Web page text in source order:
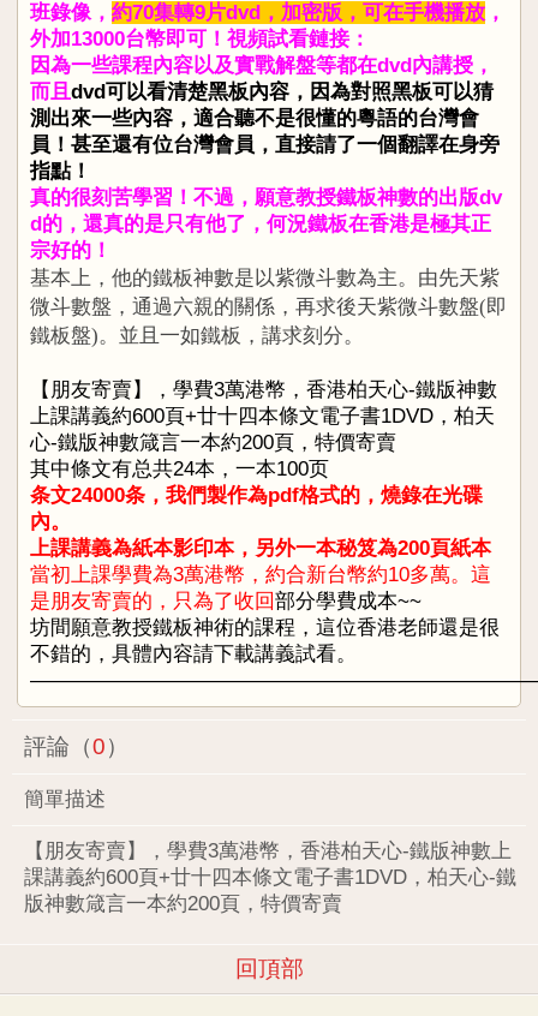
班錄像， 約70集轉9片dvd，加密版，可在手機播放 ，
外加13000台幣即可！視頻試看鏈接：
因為一些課程內容以及實戰解盤等都在dvd內講授，
而且dvd可以看清楚黑板內容，因為對照黑板可以猜
測出來一些內容，適合聽不是很懂的粵語的台灣會
員！甚至還有位台灣會員，直接請了一個翻譯在身旁
指點！
真的很刻苦學習！不過，願意教授鐵板神數的出版dv
d的，還真的是只有他了，何況鐵板在香港是極其正
宗好的！
基本上，他的鐵板神數是以紫微斗數為主。由先天紫
微斗數盤，通過六親的關係，再求後天紫微斗數盤(即
鐵板盤)。並且一如鐵板，講求刻分。
【朋友寄賣】，學費3萬港幣，香港柏天心-鐵版神數
上課講義約600頁+廿十四本條文電子書1DVD，柏天
心-鐵版神數箴言一本約200頁，特價寄賣
其中條文有总共24本，一本100页
条文24000条，我們製作為pdf格式的，燒錄在光碟
內。
上課講義為紙本影印本，另外一本秘笈為200頁紙本
當初上課學費為3萬港幣，約合新台幣約10多萬。這
是朋友寄賣的，只為了收回部分學費成本~~
坊間願意教授鐵板神術的課程，這位香港老師還是很
不錯的，具體內容請下載講義試看。
評論（0）
簡單描述
【朋友寄賣】，學費3萬港幣，香港柏天心-鐵版神數上
課講義約600頁+廿十四本條文電子書1DVD，柏天心-鐵
版神數箴言一本約200頁，特價寄賣
回頂部